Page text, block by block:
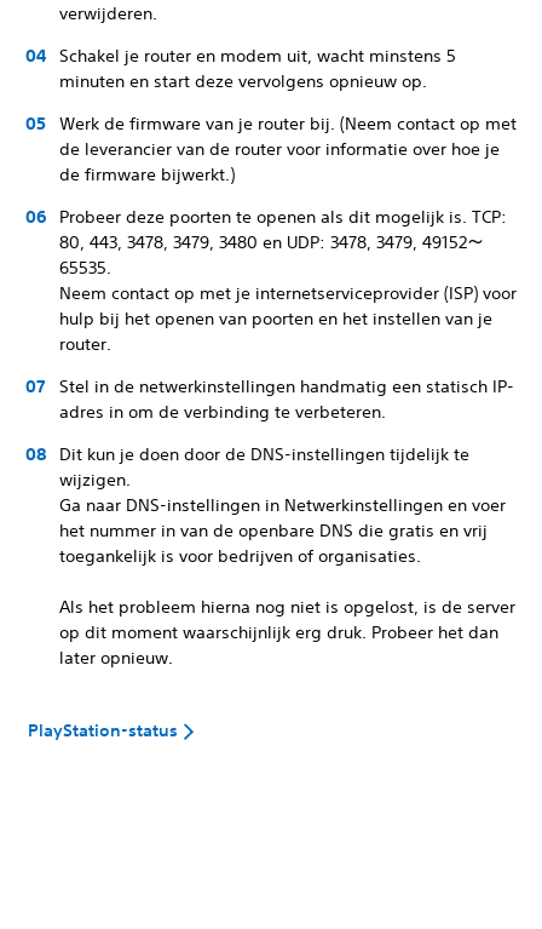
verwijderen.
Schakel je router en modem uit, wacht minstens 5
minuten en start deze vervolgens opnieuw op.
Werk de firmware van je router bij. (Neem contact op met
de leverancier van de router voor informatie over hoe je
de firmware bijwerkt.)
Probeer deze poorten te openen als dit mogelijk is. TCP:
80, 443, 3478, 3479, 3480 en UDP: 3478, 3479, 49152～
65535.
Neem contact op met je internetserviceprovider (ISP) voor
hulp bij het openen van poorten en het instellen van je
router.
Stel in de netwerkinstellingen handmatig een statisch IP-
adres in om de verbinding te verbeteren.
Dit kun je doen door de DNS-instellingen tijdelijk te
wijzigen.
Ga naar DNS-instellingen in Netwerkinstellingen en voer
het nummer in van de openbare DNS die gratis en vrij
toegankelijk is voor bedrijven of organisaties.
Als het probleem hierna nog niet is opgelost, is de server
op dit moment waarschijnlijk erg druk. Probeer het dan
later opnieuw.
PlayStation-status